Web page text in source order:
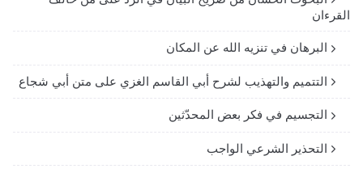
القرءان
البرهان في تنزيه الله عن المكان
التتميم والتهذيب لشرح أبي القاسم الغزي على متن أبي شجاع
التجسيم في فكر بعض المحدّثين
التحذير الشرعي الواجب